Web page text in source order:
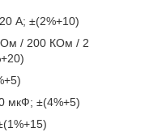
А; ±(2%+10)
/ 200 КОм / 2
мкФ; ±(4%+5)